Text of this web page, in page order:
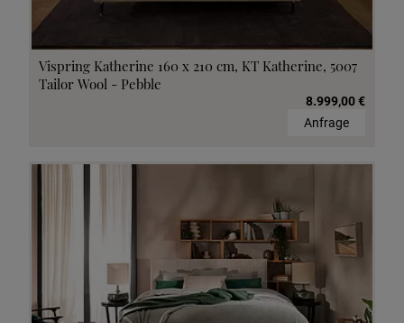
Vispring Katherine 160 x 210 cm, KT Katherine, 5007
Tailor Wool - Pebble
8.999,00 €
Anfrage